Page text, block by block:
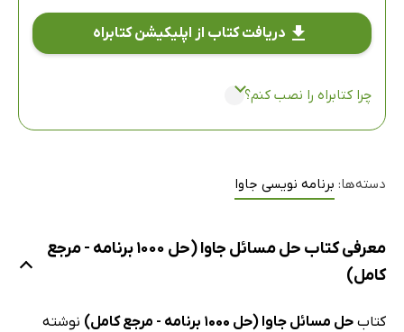
دریافت کتاب از اپلیکیشن کتابراه
چرا کتابراه را نصب کنم؟
دسته‌ها: برنامه نویسی جاوا
معرفی کتاب حل مسائل جاوا (حل 1000 برنامه - مرجع
کامل)
کتاب حل مسائل جاوا (حل 1000 برنامه - مرجع کامل)
نوشته